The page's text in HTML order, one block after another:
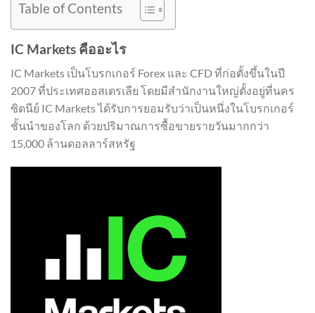
Table of Contents
IC Markets คืออะไร
IC Markets เป็นโบรกเกอร์ Forex และ CFD ที่ก่อตั้งขึ้นในปี
2007 ที่ประเทศออสเตรเลีย โดยมีสำนักงานใหญ่ตั้งอยู่ที่นคร
ซิดนีย์ IC Markets ได้รับการยอมรับว่าเป็นหนึ่งในโบรกเกอร์
ชั้นนำของโลก ด้วยปริมาณการซื้อขายรายวันมากกว่า
15,000 ล้านดอลลาร์สหรัฐ